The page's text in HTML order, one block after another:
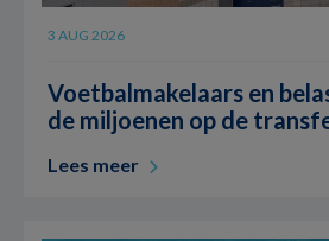
3 AUG 2026
Voetbalmakelaars en
de miljoenen op de
Lees meer